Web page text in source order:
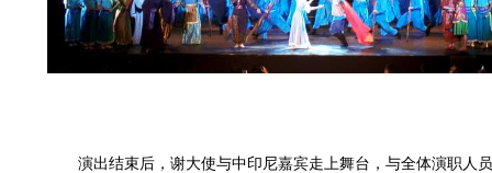
演出结束后，谢大使与中印尼嘉宾走上舞台，与全体演职人